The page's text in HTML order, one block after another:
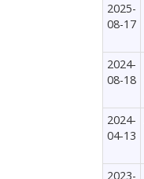
2025-
08-17
2024-
08-18
2024-
04-13
2023-